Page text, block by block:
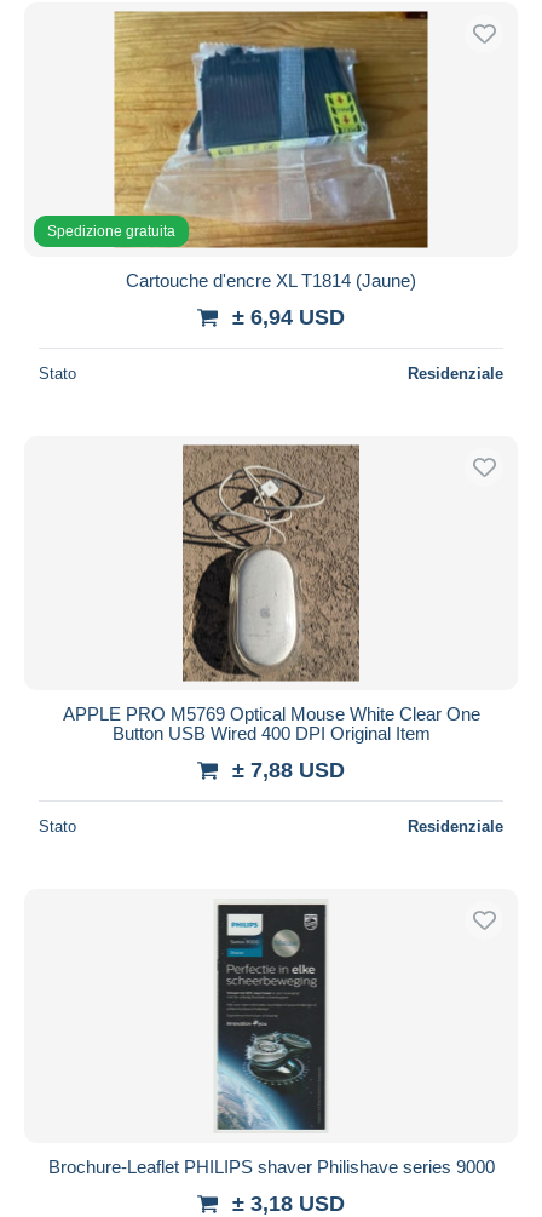
Spedizione gratuita
Metodi di pagamento
PayPal
Bonifico bancario
Visa
Mastercard
Bancontact
Residenza del venditore
Aggiorna
Spedizione gratuita
Cartouche d'encre XL T1814 (Jaune)
± 6,94 USD
Stato Residenziale
APPLE PRO M5769 Optical Mouse White Clear One
Button USB Wired 400 DPI Original Item
± 7,88 USD
Stato Residenziale
Brochure-Leaflet PHILIPS shaver Philishave series 9000
± 3,18 USD